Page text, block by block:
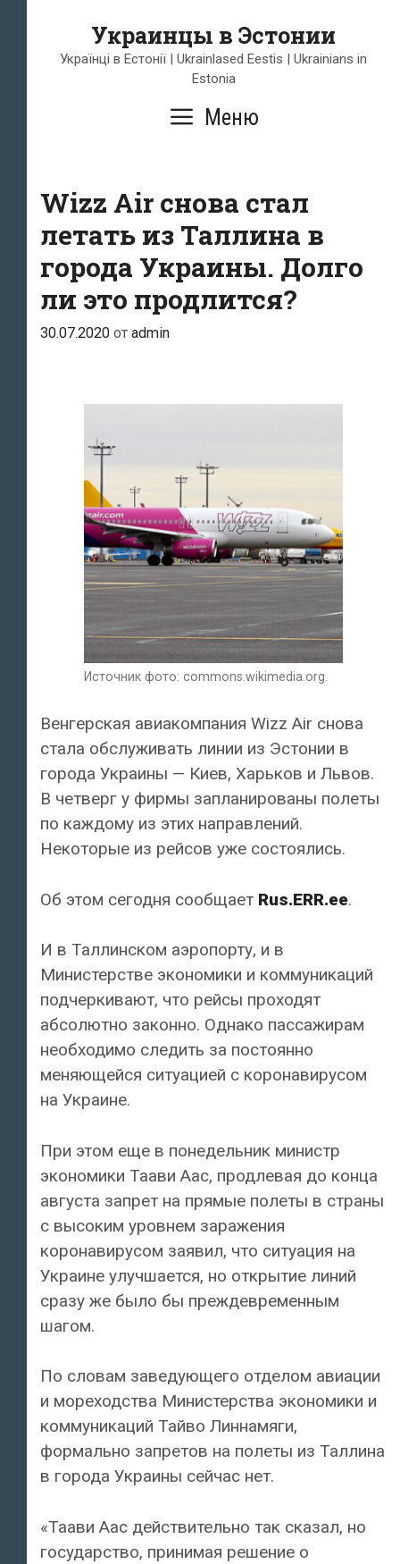
содержимому
Украинцы в Эстонии
Українці в Естонії | Ukrainlased Eestis | Ukrainians in
Estonia
Меню
Wizz Air снова стал
летать из Таллина в
города Украины. Долго
ли это продлится?
30.07.2020 от admin
Источник фото: commons.wikimedia.org.
Венгерская авиакомпания Wizz Air снова
стала обслуживать линии из Эстонии в
города Украины — Киев, Харьков и Львов.
В четверг у фирмы запланированы полеты
по каждому из этих направлений.
Некоторые из рейсов уже состоялись.
Об этом сегодня сообщает Rus.ERR.ee.
И в Таллинском аэропорту, и в
Министерстве экономики и коммуникаций
подчеркивают, что рейсы проходят
абсолютно законно. Однако пассажирам
необходимо следить за постоянно
меняющейся ситуацией с коронавирусом
на Украине.
При этом еще в понедельник министр
экономики Таави Аас, продлевая до конца
августа запрет на прямые полеты в страны
с высоким уровнем заражения
коронавирусом заявил, что ситуация на
Украине улучшается, но открытие линий
сразу же было бы преждевременным
шагом.
По словам заведующего отделом авиации
и мореходства Министерства экономики и
коммуникаций Тайво Линнамяги,
формально запретов на полеты из Таллина
в города Украины сейчас нет.
«Таави Аас действительно так сказал, но
государство, принимая решение о